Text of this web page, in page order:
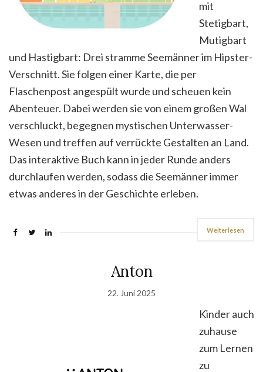
mit
Stetigbart,
Mutigbart
und Hastigbart: Drei stramme Seemänner im Hipster-
Verschnitt. Sie folgen einer Karte, die per
Flaschenpost angespült wurde und scheuen kein
Abenteuer. Dabei werden sie von einem großen Wal
verschluckt, begegnen mystischen Unterwasser-
Wesen und treffen auf verrückte Gestalten an Land.
Das interaktive Buch kann in jeder Runde anders
durchlaufen werden, sodass die Seemänner immer
etwas anderes in der Geschichte erleben.
Weiterlesen
Anton
22. Juni 2025
Kinder auch
zuhause
zum Lernen
zu